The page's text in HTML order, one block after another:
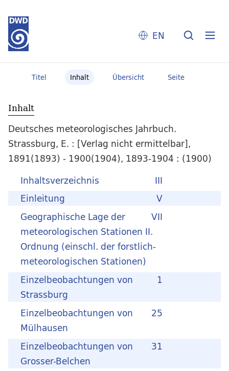
EN
Titel Inhalt Übersicht Seite
Inhalt
Deutsches meteorologisches Jahrbuch.
Strassburg, E. : [Verlag nicht ermittelbar],
1891(1893) - 1900(1904), 1893-1904 : (1900)
III
Inhaltsverzeichnis
V
Einleitung
VII
Geographische Lage der
meteorologischen Stationen II.
Ordnung (einschl. der forstlich-
meteorologischen Stationen)
1
Einzelbeobachtungen von
Strassburg
25
Einzelbeobachtungen von
Mülhausen
31
Einzelbeobachtungen von
Grosser-Belchen